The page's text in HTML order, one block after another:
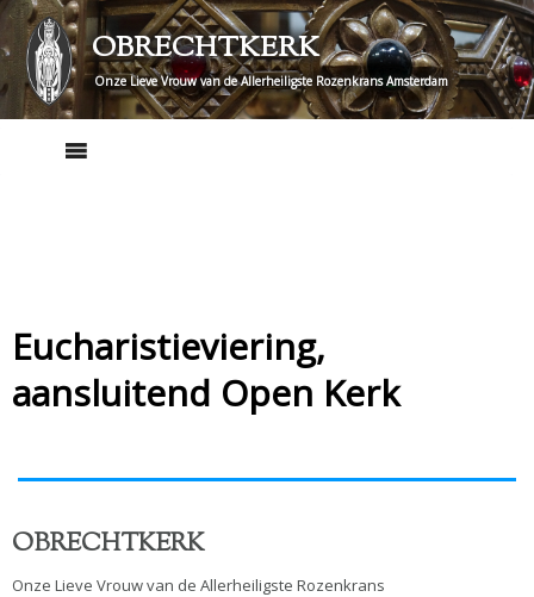
Skip
to
content
OBRECHTKERK
Onze Lieve Vrouw van de Allerheiligste Rozenkrans Amsterdam
Eucharistieviering,
aansluitend Open Kerk
OBRECHTKERK
Onze Lieve Vrouw van de Allerheiligste Rozenkrans